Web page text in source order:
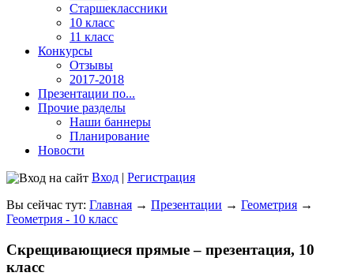
Старшеклассники
10 класс
11 класс
Конкурсы
Отзывы
2017-2018
Презентации по...
Прочие разделы
Наши баннеры
Планирование
Новости
Вход | Регистрация
Вы сейчас тут: Главная → Презентации → Геометрия →
Геометрия - 10 класс
Скрещивающиеся прямые – презентация, 10
класс